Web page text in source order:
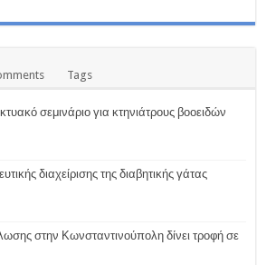
Tags
σεμινάριο για κτηνιάτρους βοοειδών
διαχείρισης της διαβητικής γάτας
στην Κωνσταντινούπολη δίνει τροφή σε